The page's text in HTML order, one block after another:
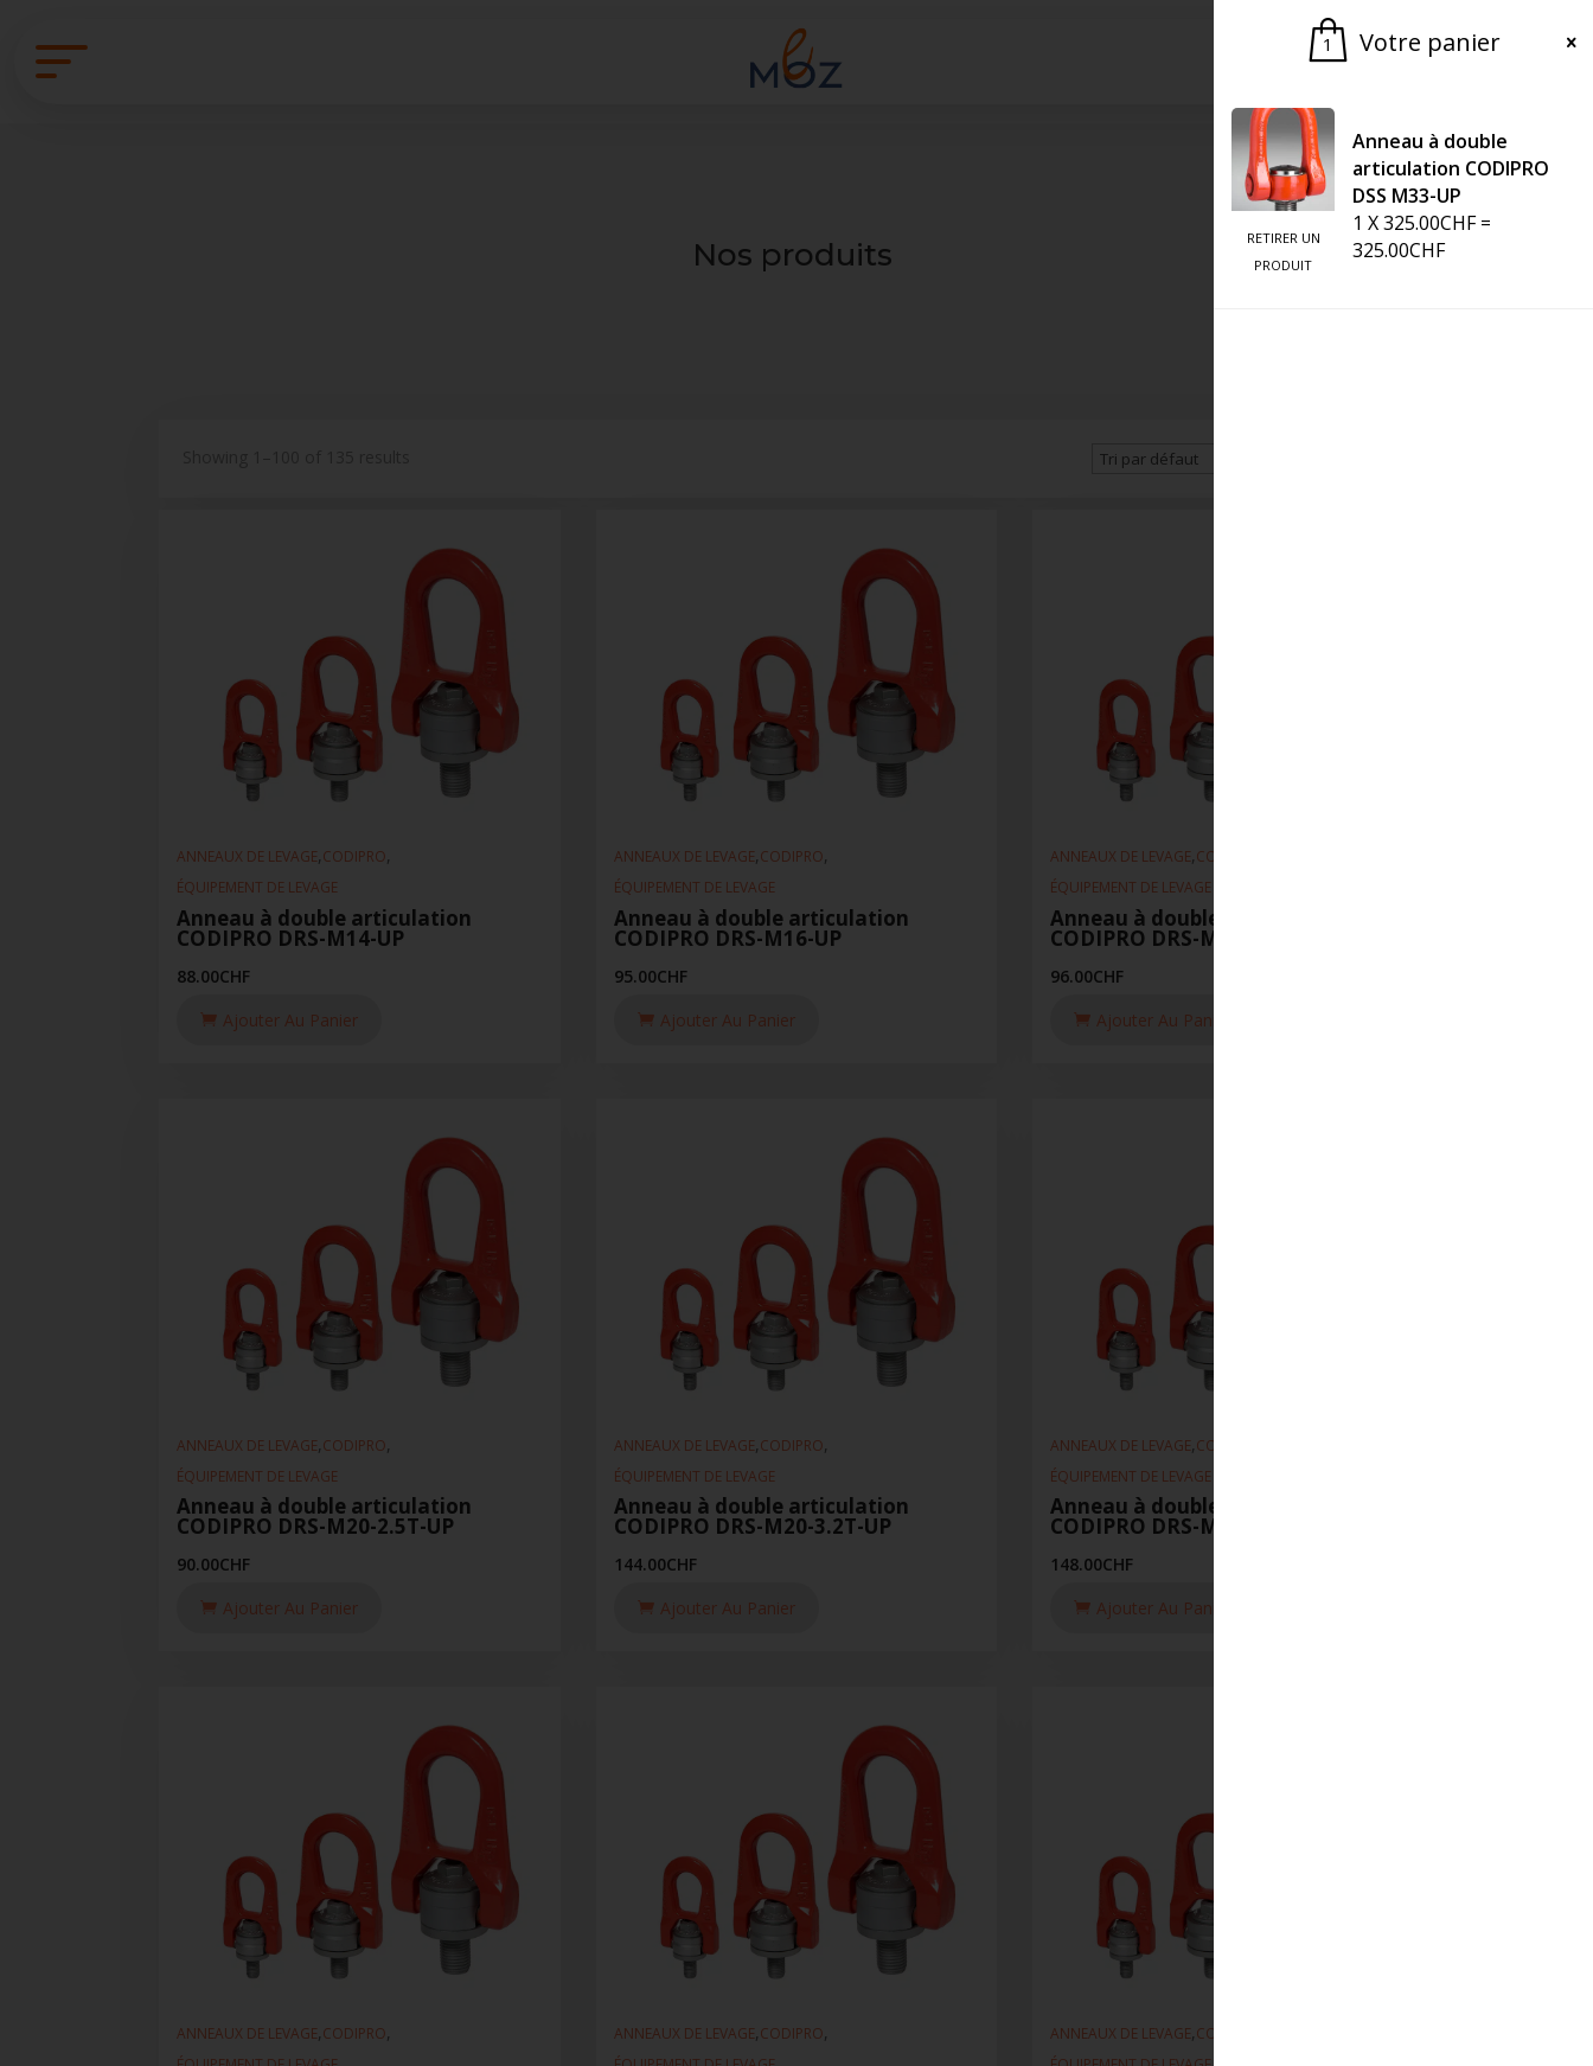
Demander une offre
Nos produits
ANNEAUX DE LEVAGE,CODIPRO,
ÉQUIPEMENT DE LEVAGE
Anneau à double articulation
CODIPRO DRS-M14-UP
88.00CHF
Ajouter Au Panier
ANNEAUX DE LEVAGE,CODIPRO,
ÉQUIPEMENT DE LEVAGE
Anneau à double articulation
CODIPRO DRS-M16-UP
95.00CHF
Ajouter Au Panier
ANNEAUX DE LEVAGE,CODIPRO
ÉQUIPEMENT DE LEVAGE
Anneau à double articulation
CODIPRO DRS-M18-UP
96.00CHF
Ajouter Au Panier
ANNEAUX DE LEVAGE,CODIPRO,
ÉQUIPEMENT DE LEVAGE
Anneau à double articulation
CODIPRO DRS-M20-2.5T-UP
90.00CHF
Ajouter Au Panier
ANNEAUX DE LEVAGE,CODIPRO,
ÉQUIPEMENT DE LEVAGE
Anneau à double articulation
CODIPRO DRS-M20-3.2T-UP
144.00CHF
Ajouter Au Panier
ANNEAUX DE LEVAGE,CODIPRO
ÉQUIPEMENT DE LEVAGE
Anneau à double articulation
CODIPRO DRS-M22-UP
148.00CHF
Ajouter Au Panier
ANNEAUX DE LEVAGE,CODIPRO, ANNEAUX DE LEVAGE,CODIPRO, ANNEAUX DE LEVAGE,CODIPRO
1 Votre panier
RETIRER UN
PRODUIT
Anneau à double
articulation CODIPRO
DSS M33-UP
1 X325.00CHF =
325.00CHF